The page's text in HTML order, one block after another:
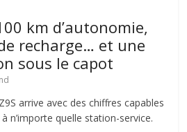
km d’autonomie,
recharge… et une
sous le capot
arrive avec des chiffres capables
n’importe quelle station-service.